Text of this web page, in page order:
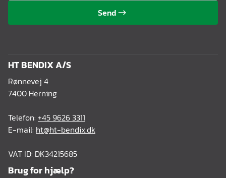
Send
HT BENDIX A/S
Rønnevej 4
7400 Herning
Telefon: +45 9626 3311
E-mail: ht@ht-bendix.dk
VAT ID: DK34215685
Brug for hjælp?